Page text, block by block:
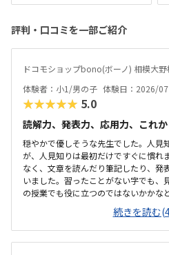
評判・口コミを一部ご紹介
ドコモショップbono(ボーノ) 相模大野
体験者：小1/男の子 体験日：2026/07
★★★★★ 5.0
読解力、発表力、応用力、これ
穏やかで優しそうな先生でした。人見
が、人見知りは最初だけですぐに慣れ
なく、文章を読んだり筆記したり、発
いました。習ったことがない字でも、
の授業でも役に立つのではないかかな
ッピングモールの中にあるので便利で
は付けてくれるそうです。ドコモショ
思いましたが、扉を閉めればそんなに
ラスなので程よい解放感で授業の様子
続きを読む